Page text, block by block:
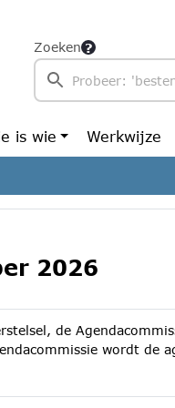
Zoeken
is wie Werkwijze
2026
de
wordt de